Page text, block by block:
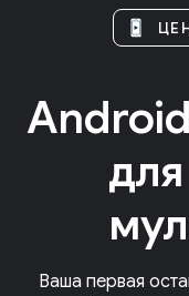
Ваша первая